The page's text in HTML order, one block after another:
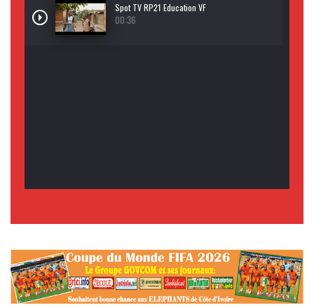
Spot TV RP21 Education VF
00:36